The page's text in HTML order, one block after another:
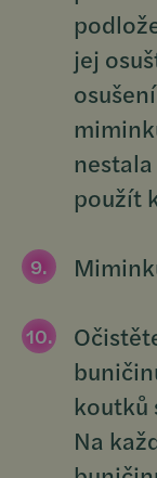
jej
použít
koutků
Na